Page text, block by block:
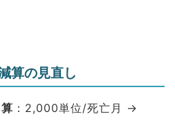
算の見直し
：2,000単位/死亡月 →